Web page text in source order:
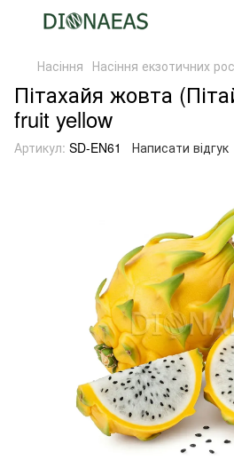
Насіння Насіння екзотичних
Пітахайя жовта
fruit yellow
Артикул: SD-EN61 Написати відгук